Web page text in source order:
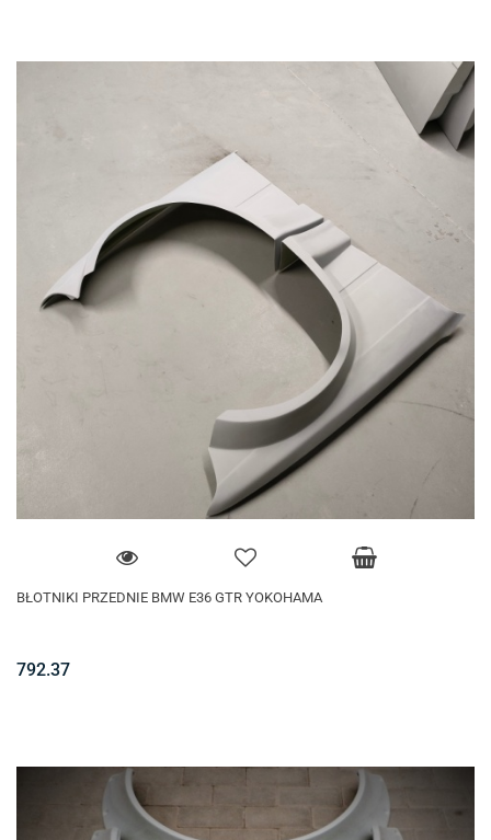
BŁOTNIKI PRZEDNIE BMW E36 GTR YOKOHAMA
792.37